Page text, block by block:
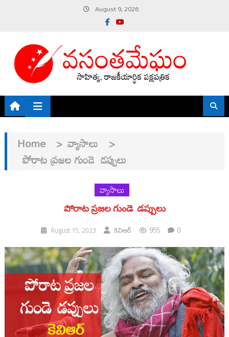
content
August 9, 2026
Home > వ్యాసాలు >
పోరాట ప్రజల గుండె డప్పులు
వ్యాసాలు
పోరాట ప్రజల గుండె డప్పులు
August 15, 2023 కెవిఆర్ 955 0